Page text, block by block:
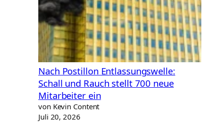
Nach Postillon Entlassungswelle:
Schall und Rauch stellt 700 neue
Mitarbeiter ein
von Kevin Content
Juli 20, 2026